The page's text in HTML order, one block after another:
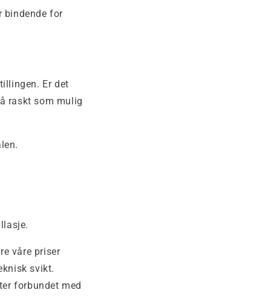
bindende for
Er det
raskt som mulig
våre priser
svikt.
forbundet med